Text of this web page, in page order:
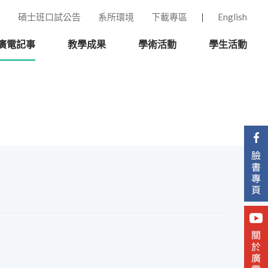
碩士班口試公告 系所環境 下載專區 English
電記事 教學成果 學術活動 學生活動